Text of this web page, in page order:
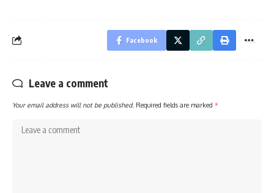
Facebook
Leave a comment
Your email address will not be published. Required fields are marked *